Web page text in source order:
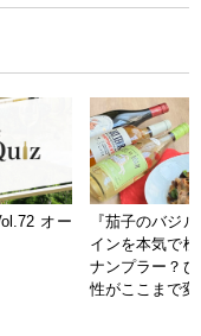
オー
『茄子のバジ
インを本気で
ナンプラー？
性がここまで